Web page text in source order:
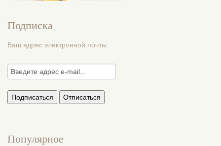
Подписка
Ваш адрес электронной почты:
Популярное